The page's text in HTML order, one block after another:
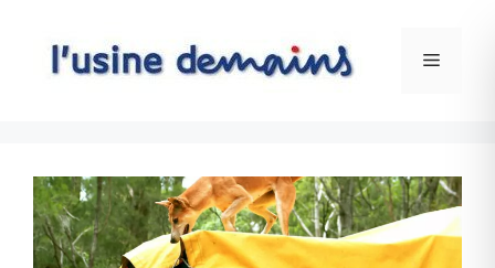
content
Menu